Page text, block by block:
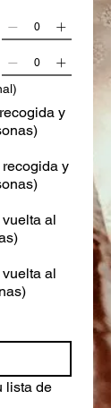
y
y
al
al
lista de